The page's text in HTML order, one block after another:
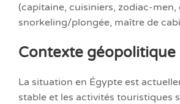
(capitaine, cuisiniers, zodiac-men,
snorkeling/plongée, maître de
Contexte géopolitique
La situation en Égypte est
stable et les activités touristiques